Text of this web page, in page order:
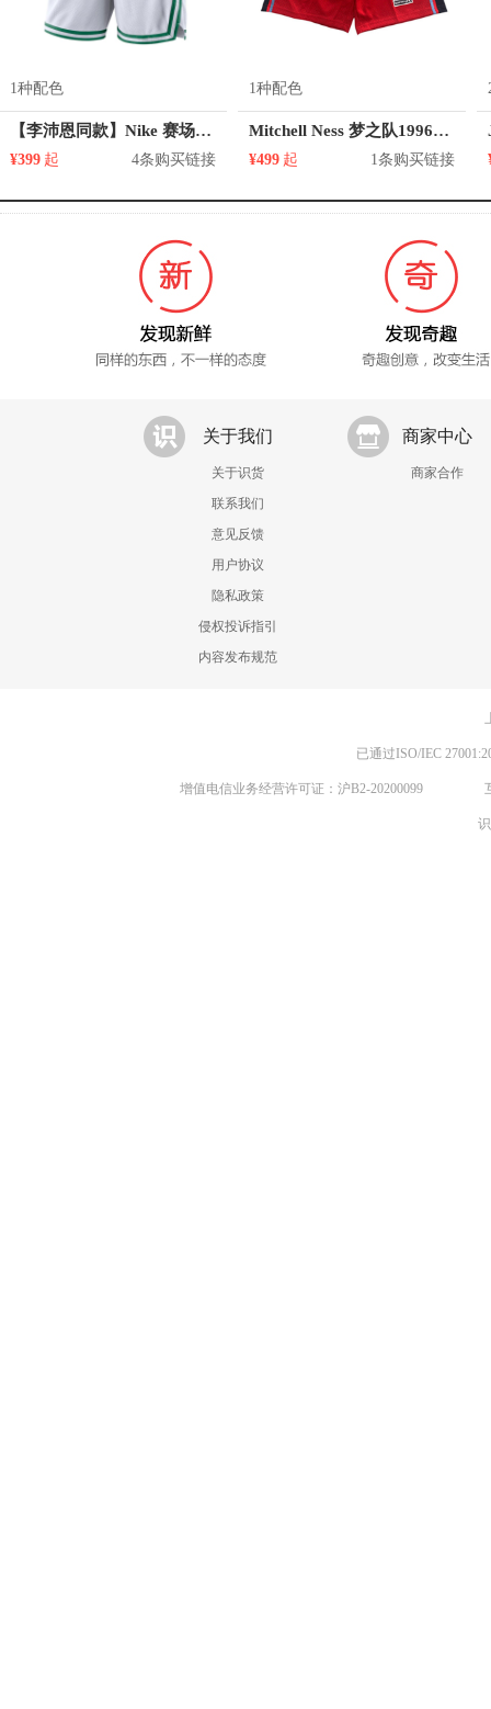
1种配色
【李沛恩同款】Nike 赛场系列 NBA凯尔特人队联盟限定球迷版篮球运动短裤 AJ5586
¥399 起 4条购买链接
1种配色
Mitchell Ness 梦之队1996年SW复古球裤 男女同款 SMSHSB19103-USASCAR96
¥499 起 1条购买链接
关于我们
关于识货
联系我们
意见反馈
用户协议
隐私政策
侵权投诉指引
内容发布规范
商家中心
商家合作
已通过ISO/IEC
增值电信业务经营许可证：沪B2-20200099